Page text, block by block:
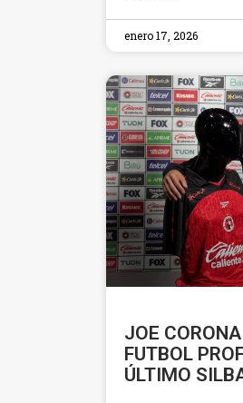
enero 17, 2026
JOE
FUTBOL
ÚLTIMO